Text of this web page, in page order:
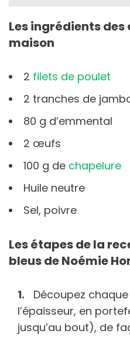
Les ingrédients
maison
2 filets de poulet
2 tranches de
80 g d’emmental
2 œufs
100 g de chapelure
Huile neutre
Sel, poivre
Les étapes de la
bleus de Noémie
Découpez
l’épaisseur, en
jusqu’au bout), de